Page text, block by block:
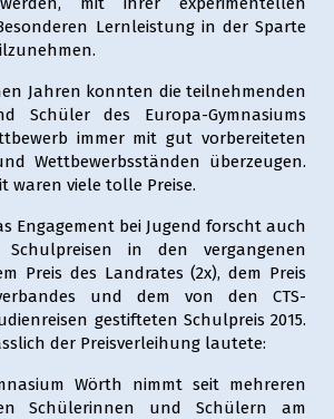
Lernleistung in der Sparte
Jahren konnten die teilnehmenden
Schüler des Europa-Gymnasiums
immer mit gut vorbereiteten
Wettbewerbsständen überzeugen.
waren viele tolle Preise.
Engagement bei Jugend forscht auch
in den vergangenen
Preis des Landrates (2x), dem Preis
und dem von den CTS-
gestifteten Schulpreis 2015.
der Preisverleihung lautete:
Wörth nimmt seit mehreren
Schülerinnen und Schülern am